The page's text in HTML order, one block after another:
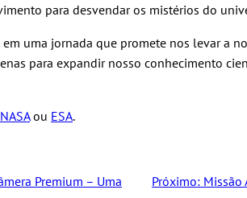
para desvendar os mistérios do
uma jornada que promete nos levar a
para expandir nosso conhecimento
NASAou ESA.
Premium – Uma
Próximo: Missão